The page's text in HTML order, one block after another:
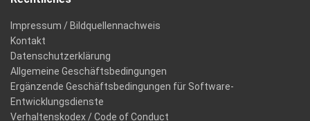
Impressum / Bildquellennachweis
Kontakt
Datenschutzerklärung
Allgemeine Geschäftsbedingungen
Ergänzende Geschäftsbedingungen für Software-
Entwicklungsdienste
Verhaltenskodex / Code of Conduct